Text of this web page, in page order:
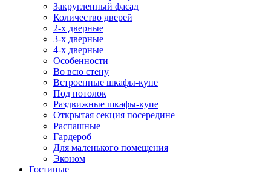
Закругленный фасад
Количество дверей
2-х дверные
3-х дверные
4-х дверные
Особенности
Во всю стену
Встроенные шкафы-купе
Под потолок
Раздвижные шкафы-купе
Открытая секция посередине
Распашные
Гардероб
Для маленького помещения
Эконом
Гостиные